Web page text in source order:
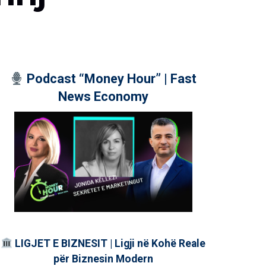
Podcast “Money Hour” | Fast
News Economy
LIGJET E BIZNESIT | Ligji në Kohë Reale
për Biznesin Modern